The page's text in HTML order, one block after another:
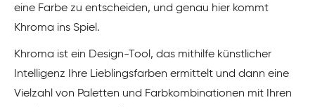
eine Farbe zu entscheiden, und genau hier kommt
Khroma ins Spiel.
Khroma ist ein Design-Tool, das mithilfe künstlicher
Intelligenz Ihre Lieblingsfarben ermittelt und dann eine
Vielzahl von Paletten und Farbkombinationen mit Ihren